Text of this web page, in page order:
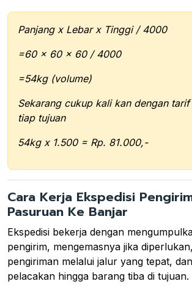
Panjang x Lebar x Tinggi / 4000
=60 x 60 x 60 / 4000
=54kg (volume)
Sekarang cukup kali kan dengan
tiap tujuan
54kg x 1.500 = Rp. 81.000,-
Cara Kerja Ekspedisi
Pasuruan Ke Banjar
Ekspedisi bekerja dengan
pengirim, mengemasnya jika
pengiriman melalui jalur yang tepat,
pelacakan hingga barang tiba di tujuan.